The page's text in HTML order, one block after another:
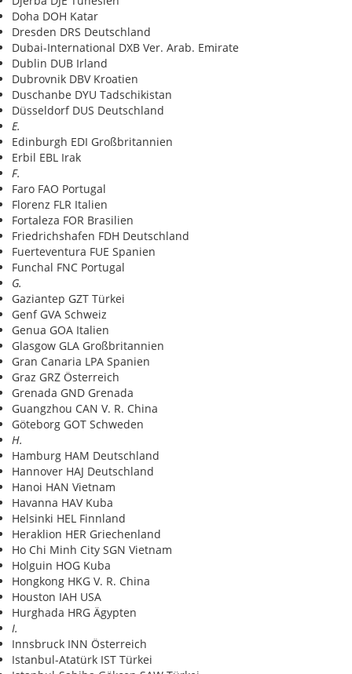
Doha DOH Katar
Dresden DRS Deutschland
Dubai-International DXB Ver. Arab. Emirate
Dublin DUB Irland
Dubrovnik DBV Kroatien
Duschanbe DYU Tadschikistan
Düsseldorf DUS Deutschland
E.
Edinburgh EDI Großbritannien
Erbil EBL Irak
F.
Faro FAO Portugal
Florenz FLR Italien
Fortaleza FOR Brasilien
Friedrichshafen FDH Deutschland
Fuerteventura FUE Spanien
Funchal FNC Portugal
G.
Gaziantep GZT Türkei
Genf GVA Schweiz
Genua GOA Italien
Glasgow GLA Großbritannien
Gran Canaria LPA Spanien
Graz GRZ Österreich
Grenada GND Grenada
Guangzhou CAN V. R. China
Göteborg GOT Schweden
H.
Hamburg HAM Deutschland
Hannover HAJ Deutschland
Hanoi HAN Vietnam
Havanna HAV Kuba
Helsinki HEL Finnland
Heraklion HER Griechenland
Ho Chi Minh City SGN Vietnam
Holguin HOG Kuba
Hongkong HKG V. R. China
Houston IAH USA
Hurghada HRG Ägypten
I.
Innsbruck INN Österreich
Istanbul-Atatürk IST Türkei